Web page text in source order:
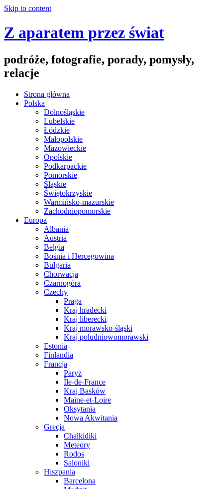
Skip to content
Z aparatem przez świat
podróże, fotografie, porady, pomysły,
relacje
Strona główna
Polska
Dolnośląskie
Lubelskie
Łódzkie
Małopolskie
Mazowieckie
Opolskie
Podkarpackie
Pomorskie
Śląskie
Świętokrzyskie
Warmińsko-mazurskie
Zachodniopomorskie
Europa
Albania
Austria
Belgia
Bośnia i Hercegowina
Bułgaria
Chorwacja
Czarnogóra
Czechy
Praga
Kraj hradecki
Kraj liberecki
Kraj morawsko-śląski
Kraj południowomorawski
Estonia
Finlandia
Francja
Paryż
Île-de-France
Kraj Basków
Maine-et-Loire
Oksytania
Nowa Akwitania
Grecja
Chalkidiki
Meteory
Rodos
Saloniki
Hiszpania
Barcelona